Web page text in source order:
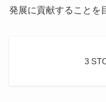
発展に貢献することを
3